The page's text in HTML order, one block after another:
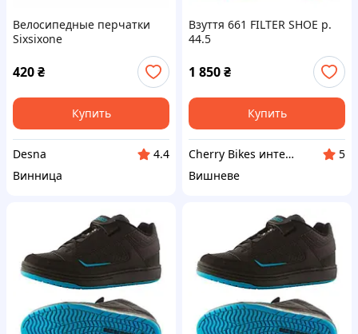
Велосипедные перчатки
Sixsixone
420₴
Купить
Desna
4.4
Винница
Взуття 661 FILTER SHOE р.
44.5
1 850₴
Купить
Cherry Bikes интернет-магазин
5
Вишневе